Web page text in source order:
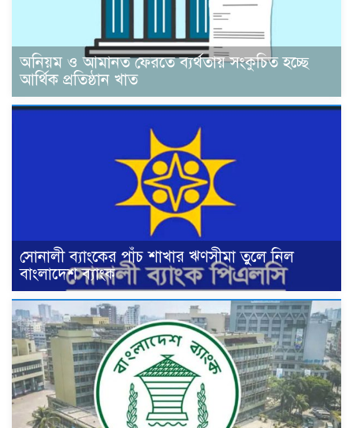
অনিয়ম ও আমানত ফেরতে ব্যর্থতায় সংকুচিত হচ্ছে
আর্থিক প্রতিষ্ঠান খাত
সোনালী ব্যাংকের পাঁচ শাখার ঋণসীমা তুলে নিল
বাংলাদেশ ব্যাংক